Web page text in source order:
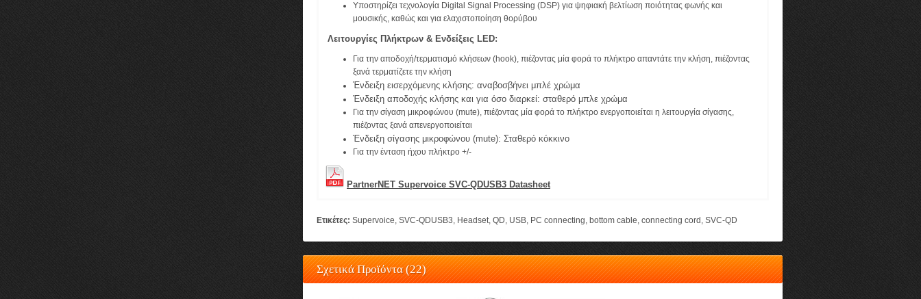
Υποστηρίζει τεχνολογία Digital Signal Processing (DSP) για ψηφιακή βελτίωση ποιότητας φωνής και
μουσικής, καθώς και για ελαχιστοποίηση θορύβου
Λειτουργίες Πλήκτρων & Ενδείξεις LED:
Για την αποδοχή/τερματισμό κλήσεων (hook), πιέζοντας μία φορά το πλήκτρο απαντάτε την κλήση, πιέζοντας
ξανά τερματίζετε την κλήση
Ένδειξη εισερχόμενης κλήσης: αναβοσβήνει μπλέ χρώμα
Ένδειξη αποδοχής κλήσης και για όσο διαρκεί: σταθερό μπλε χρώμα
Για την σίγαση μικροφώνου (mute), πιέζοντας μία φορά το πλήκτρο ενεργοποιείται η λειτουργία σίγασης,
πιέζοντας ξανά απενεργοποιείται
Ένδειξη σίγασης μικροφώνου (mute): Σταθερό κόκκινο
Για την ένταση ήχου πλήκτρο +/-
PartnerNET Supervoice SVC-QDUSB3 Datasheet
Ετικέτες: Supervoice, SVC-QDUSB3, Headset, QD, USB, PC connecting, bottom cable, connecting cord , SVC-QD
Σχετικά Προϊόντα (22)